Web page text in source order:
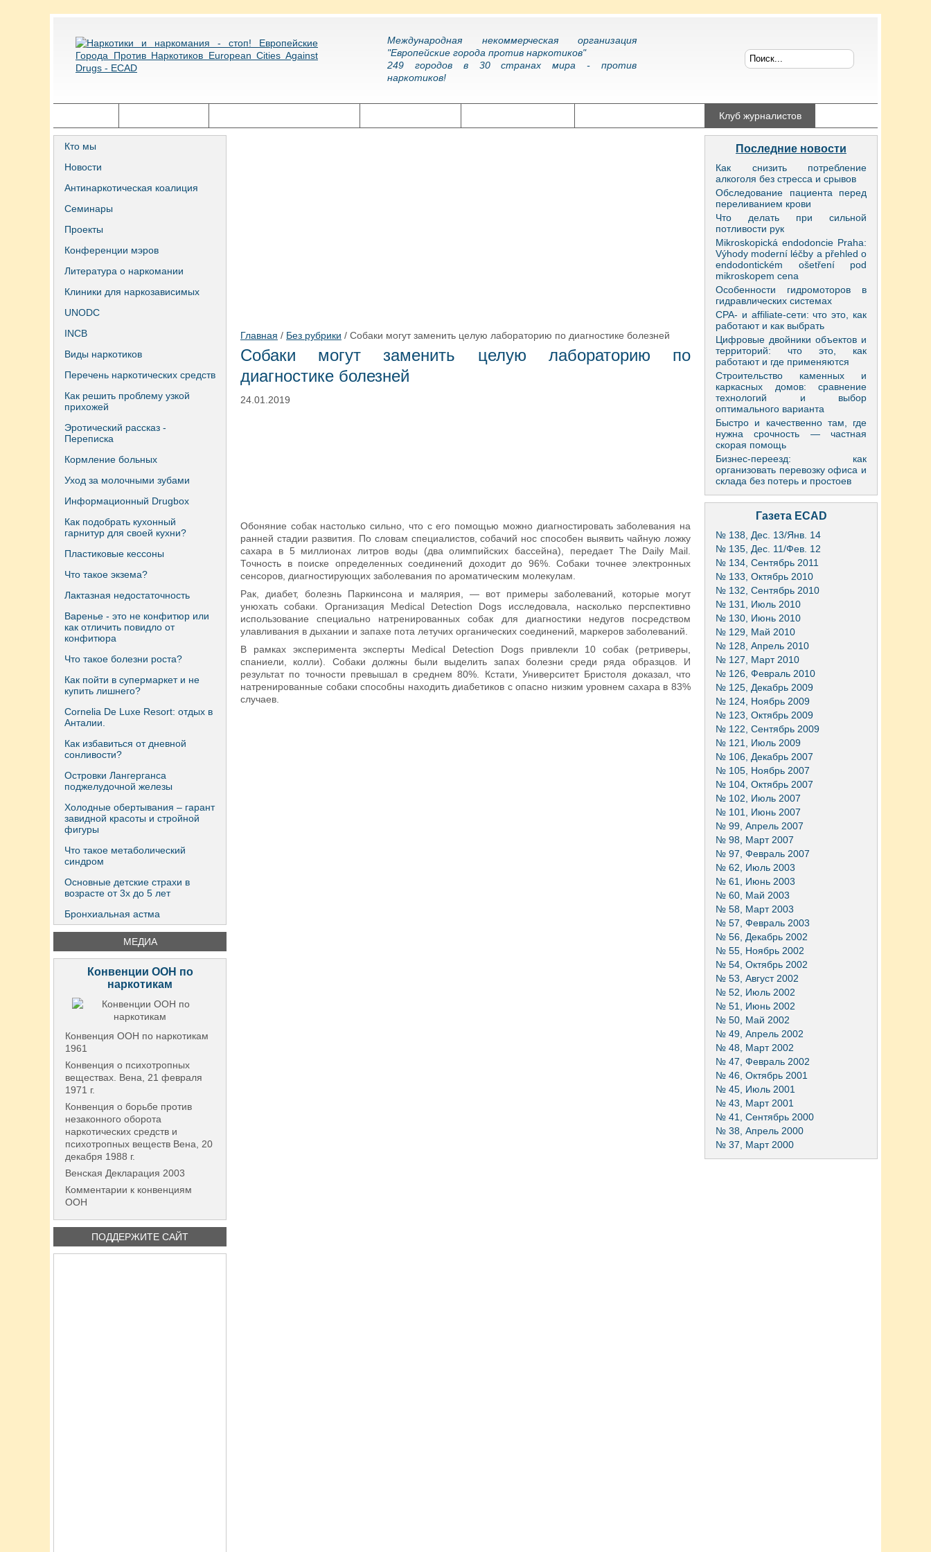
Международная некоммерческая организация
"Европейские города против наркотиков"
249 городов в 30 странах мира - против
наркотиков!
Клуб журналистов
Кто мы
Новости
Антинаркотическая коалиция
Семинары
Проекты
Конференции мэров
Литература о наркомании
Клиники для наркозависимых
UNODC
INCB
Виды наркотиков
Перечень наркотических средств
Как решить проблему узкой
прихожей
Эротический рассказ -
Переписка
Кормление больных
Уход за молочными зубами
Информационный Drugbox
Как подобрать кухонный
гарнитур для своей кухни?
Пластиковые кессоны
Что такое экзема?
Лактазная недостаточность
Варенье - это не конфитюр или
как отличить повидло от
конфитюра
Что такое болезни роста?
Как пойти в супермаркет и не
купить лишнего?
Сornelia De Luxe Resort: отдых в
Анталии.
Как избавиться от дневной
сонливости?
Островки Лангерганса
поджелудочной железы
Холодные обертывания – гарант
завидной красоты и стройной
фигуры
Что такое метаболический
синдром
Основные детские страхи в
возрасте от 3х до 5 лет
Бронхиальная астма
МЕДИА
Конвенции ООН по
наркотикам
Конвенция ООН по наркотикам
1961
Конвенция о психотропных
веществах. Вена, 21 февраля
1971 г.
Конвенция о борьбе против
незаконного оборота
наркотических средств и
психотропных веществ Вена, 20
декабря 1988 г.
Венская Декларация 2003
Комментарии к конвенциям
ООН
ПОДДЕРЖИТЕ САЙТ
Главная / Без рубрики / Собаки могут заменить целую лабораторию по диагностике болезней
Собаки могут заменить целую лабораторию по
диагностике болезней
24.01.2019
Обоняние собак настолько сильно, что с его помощью можно диагностировать заболевания на
ранней стадии развития. По словам специалистов, собачий нос способен выявить чайную ложку
сахара в 5 миллионах литров воды (два олимпийских бассейна), передает The Daily Mail.
Точность в поиске определенных соединений доходит до 96%. Собаки точнее электронных
сенсоров, диагностирующих заболевания по ароматическим молекулам.
Рак, диабет, болезнь Паркинсона и малярия, — вот примеры заболеваний, которые могут
унюхать собаки. Организация Medical Detection Dogs исследовала, насколько перспективно
использование специально натренированных собак для диагностики недугов посредством
улавливания в дыхании и запахе пота летучих органических соединений, маркеров заболеваний.
В рамках эксперимента эксперты Medical Detection Dogs привлекли 10 собак (ретриверы,
спаниели, колли). Собаки должны были выделить запах болезни среди ряда образцов. И
результат по точности превышал в среднем 80%. Кстати, Университет Бристоля доказал, что
натренированные собаки способны находить диабетиков с опасно низким уровнем сахара в 83%
случаев.
Последние новости
Как снизить потребление
алкоголя без стресса и срывов
Обследование пациента перед
переливанием крови
Что делать при сильной
потливости рук
Mikroskopická endodoncie Praha:
Výhody moderní léčby a přehled o
endodontickém ošetření pod
mikroskopem cena
Особенности гидромоторов в
гидравлических системах
CPA- и affiliate-сети: что это, как
работают и как выбрать
Цифровые двойники объектов и
территорий: что это, как
работают и где применяются
Строительство каменных и
каркасных домов: сравнение
технологий и выбор
оптимального варианта
Быстро и качественно там, где
нужна срочность — частная
скорая помощь
Бизнес-переезд: как
организовать перевозку офиса и
склада без потерь и простоев
Газета ECAD
№ 138, Дес. 13/Янв. 14
№ 135, Дес. 11/Фев. 12
№ 134, Сентябрь 2011
№ 133, Октябрь 2010
№ 132, Сентябрь 2010
№ 131, Июль 2010
№ 130, Июнь 2010
№ 129, Май 2010
№ 128, Апрель 2010
№ 127, Март 2010
№ 126, Февраль 2010
№ 125, Декабрь 2009
№ 124, Ноябрь 2009
№ 123, Октябрь 2009
№ 122, Сентябрь 2009
№ 121, Июль 2009
№ 106, Декабрь 2007
№ 105, Ноябрь 2007
№ 104, Октябрь 2007
№ 102, Июль 2007
№ 101, Июнь 2007
№ 99, Апрель 2007
№ 98, Март 2007
№ 97, Февраль 2007
№ 62, Июль 2003
№ 61, Июнь 2003
№ 60, Май 2003
№ 58, Март 2003
№ 57, Февраль 2003
№ 56, Декабрь 2002
№ 55, Ноябрь 2002
№ 54, Октябрь 2002
№ 53, Август 2002
№ 52, Июль 2002
№ 51, Июнь 2002
№ 50, Май 2002
№ 49, Апрель 2002
№ 48, Март 2002
№ 47, Февраль 2002
№ 46, Октябрь 2001
№ 45, Июль 2001
№ 43, Март 2001
№ 41, Сентябрь 2000
№ 38, Апрель 2000
№ 37, Март 2000